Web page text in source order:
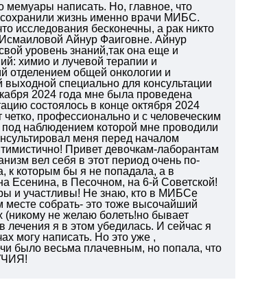
мемуары написать. Но, главное, что
жизнь именно врачи МИБС.
исследования бесконечны, а рак никто
Исмаиловой Айнур Фаиговне. Айнур
уровень знаний,так она еще и
химио и лучевой терапии и
отделением общей онкологии и
специально для консультации
2024 года мне была проведена
состоялось в конце октября 2024
профессионально и с человеческим
наблюдением которой мне проводили
меня перед началом
Привет девочкам-лаборантам
вел себя в этот период очень по-
к которым бы я не попадала, а в
Есенина, в Песочном, на 6-й Советской!
и участливы! Не знаю, кто в МИБСе
собрать- это тоже высочайший
(никому не желаю болеть!но бывает
лечения я в этом убедилась. И сейчас я
могу написать. Но это уже ,
было весьма плачевным, но попала, что